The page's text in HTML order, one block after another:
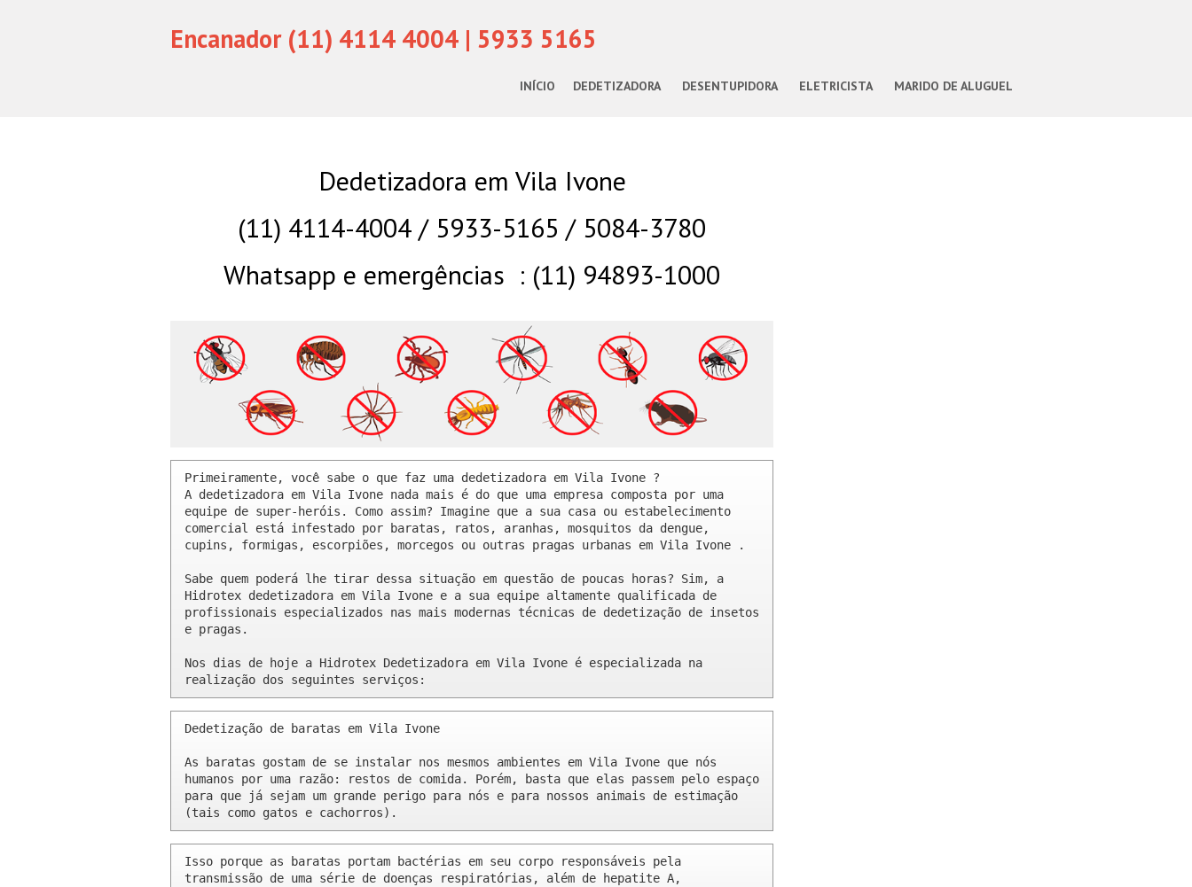
Encanador (11) 4114 4004 | 5933 5165
INÍCIO DEDETIZADORA DESENTUPIDORA ELETRICISTA MARIDO DE ALUGUEL
Dedetizadora em Vila Ivone
(11) 4114-4004 / 5933-5165 / 5084-3780
Whatsapp e emergências : (11) 94893-1000
Primeiramente, você sabe o que faz uma dedetizadora em Vila Ivone ?
A dedetizadora em Vila Ivone nada mais é do que uma empresa composta por uma
equipe de super-heróis. Como assim? Imagine que a sua casa ou estabelecimento
comercial está infestado por baratas, ratos, aranhas, mosquitos da dengue,
cupins, formigas, escorpiões, morcegos ou outras pragas urbanas em Vila Ivone .
Sabe quem poderá lhe tirar dessa situação em questão de poucas horas? Sim, a
Hidrotex dedetizadora em Vila Ivone e a sua equipe altamente qualificada de
profissionais especializados nas mais modernas técnicas de dedetização de insetos
e pragas.
Nos dias de hoje a Hidrotex Dedetizadora em Vila Ivone é especializada na
realização dos seguintes serviços:
Dedetização de baratas em Vila Ivone
As baratas gostam de se instalar nos mesmos ambientes em Vila Ivone que nós
humanos por uma razão: restos de comida. Porém, basta que elas passem pelo espaço
para que já sejam um grande perigo para nós e para nossos animais de estimação
(tais como gatos e cachorros).
Isso porque as baratas portam bactérias em seu corpo responsáveis pela
transmissão de uma série de doenças respiratórias, além de hepatite A,